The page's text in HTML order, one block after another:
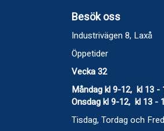
Besök oss
Industrivägen 8, Laxå
Öppetider
Vecka 32
Måndag kl 9-12, kl 13 -
Onsdag kl 9-12, kl 13 -
Tisdag, Tordag och